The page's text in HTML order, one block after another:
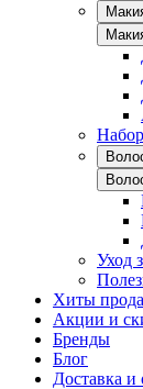
Уход
Хиты
Акции и
Бренды
Блог
Доставка и